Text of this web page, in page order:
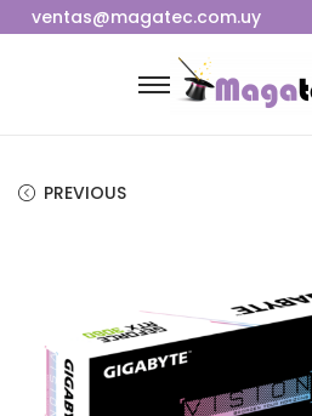
ventas@magatec.com.uy
PREVIOUS